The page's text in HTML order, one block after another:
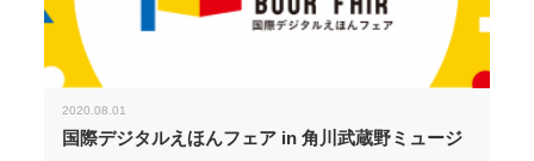
2020.08.01
国際デジタルえほんフェア in 角川武蔵野ミュージ